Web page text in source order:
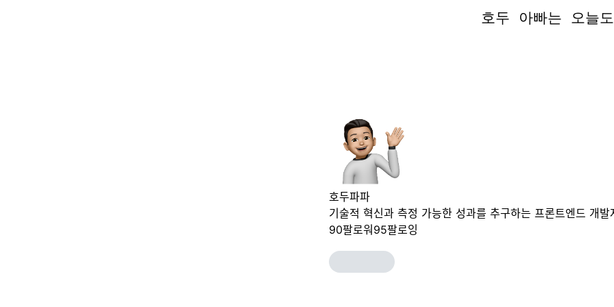
호두 아빠는 오늘
호두 아빠는 오늘
호두파파
기술적 혁신과 측정 가능한 성과를 추구하는 프론트엔드 개발
90팔로워 95팔로잉